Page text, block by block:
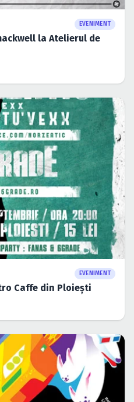
EVENIMENT
la Atelierul de
EVENIMENT
Caffe din Ploieşti